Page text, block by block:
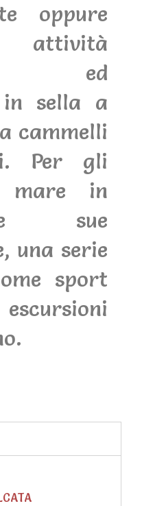
oppure
attività
ed
in sella a
cammelli
Per gli
mare in
sue
una serie
sport